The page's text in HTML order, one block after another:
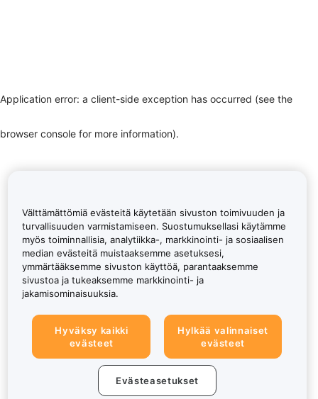
Application error: a client-side exception has occurred (see the
browser console for more information).
Välttämättömiä evästeitä käytetään sivuston toimivuuden ja
turvallisuuden varmistamiseen. Suostumuksellasi käytämme
myös toiminnallisia, analytiikka-, markkinointi- ja sosiaalisen
median evästeitä muistaaksemme asetuksesi,
ymmärtääksemme sivuston käyttöä, parantaaksemme
sivustoa ja tukeaksemme markkinointi- ja
jakamisominaisuuksia.
Hyväksy kaikki
evästeet
Hylkää valinnaiset
evästeet
Evästeasetukset